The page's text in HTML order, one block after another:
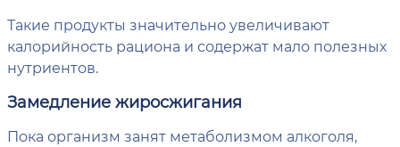
Такие продукты значительно увеличивают
калорийность рациона и содержат мало полезных
нутриентов.
Замедление жиросжигания
Пока организм занят метаболизмом алкоголя,